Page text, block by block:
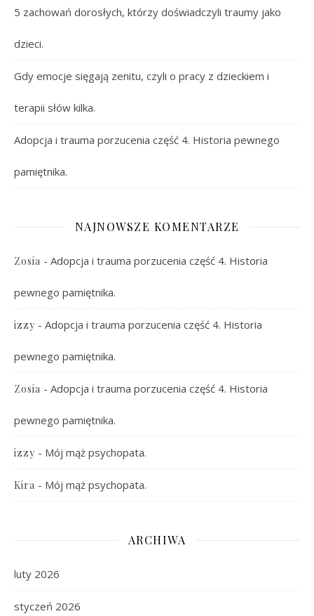
5 zachowań dorosłych, którzy doświadczyli traumy jako
dzieci.
Gdy emocje sięgają zenitu, czyli o pracy z dzieckiem i
terapii słów kilka.
Adopcja i trauma porzucenia część 4. Historia pewnego
pamiętnika.
NAJNOWSZE KOMENTARZE
Zosia - Adopcja i trauma porzucenia część 4. Historia
pewnego pamiętnika.
izzy - Adopcja i trauma porzucenia część 4. Historia
pewnego pamiętnika.
Zosia - Adopcja i trauma porzucenia część 4. Historia
pewnego pamiętnika.
izzy - Mój mąż psychopata.
Kira - Mój mąż psychopata.
ARCHIWA
luty 2026
styczeń 2026